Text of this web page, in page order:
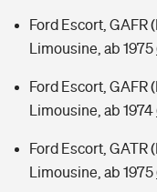
Ford Escort, GAFR
Limousine, ab 1975
Ford Escort, GAFR
Limousine, ab 1974
Ford Escort, GATR
Limousine, ab 1975